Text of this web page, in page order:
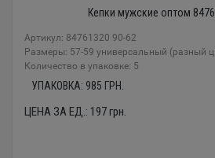
Кепки мужские оптом
Артикул: 84761320 90-62
Размеры: 57-59 универсальный (разный
Количество в упаковке: 5
УПАКОВКА: 985 ГРН.
ЦЕНА ЗА ЕД.: 197грн.